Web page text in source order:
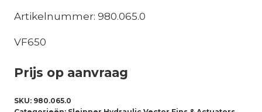
Artikelnummer: 980.065.0
VF650
Prijs op aanvraag
SKU: 980.065.0